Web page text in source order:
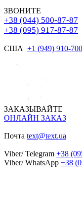
ЗВОНИТЕ
+38 (044) 500-87-87
+38 (095) 917-87-87
США +1 (949) 910-
ЗАКАЗЫВАЙТЕ
ОНЛАЙН ЗАКАЗ
Почта text@text.ua
Viber/ Telegram +38
Viber/ WhatsApp +38